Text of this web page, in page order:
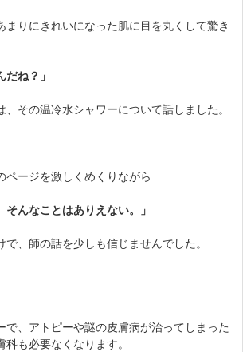
まりにきれいになった肌に目を丸くして驚き
だね？」
、その温冷水シャワーについて話しました。
ページを激しくめくりながら
そんなことはありえない。」
で、師の話を少しも信じませんでした。
で、アトピーや謎の皮膚病が治ってしまった
も必要なくなります。